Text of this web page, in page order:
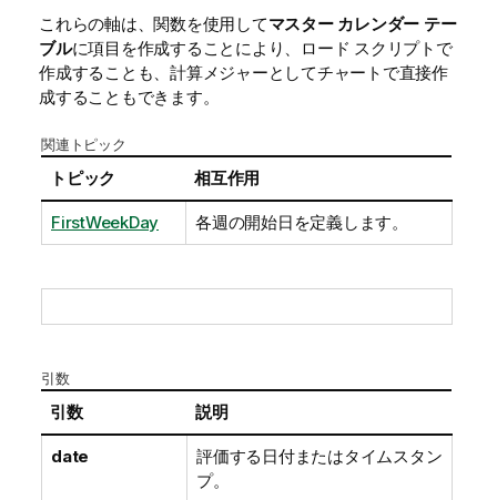
これらの軸は、関数を使用してマスター カレンダー テー
ブルに項目 を作成することにより、 ロード スクリプト で
作成することも、計算メジャーとしてチャート で直接作
成することもできます。
関連トピック
トピック 相互作用
FirstWeekDay 各週の開始日を定義します。
引数
引数 説明
date
評価する日付またはタイムスタン
プ。